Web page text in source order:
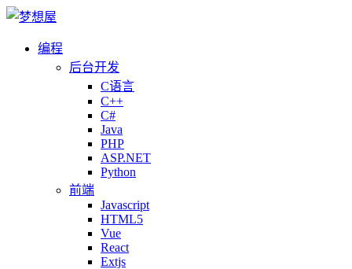
编程
后台开发
C语言
C++
C#
Java
PHP
ASP.NET
Python
前端
Javascript
HTML5
Vue
React
Extjs